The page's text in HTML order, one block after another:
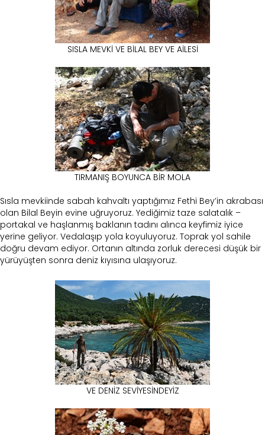
SISLA MEVKİ VE BİLAL BEY VE AİLESİ
TIRMANIŞ BOYUNCA BİR MOLA
Sısla mevkiinde sabah kahvaltı yaptığımız Fethi Bey’in akrabası
olan Bilal Beyin evine uğruyoruz. Yediğimiz taze salatalık –
portakal ve haşlanmış baklanın tadını alınca keyfimiz iyice
yerine geliyor. Vedalaşıp yola koyuluyoruz. Toprak yol sahile
doğru devam ediyor. Ortanın altında zorluk derecesi düşük bir
yürüyüşten sonra deniz kıyısına ulaşıyoruz.
VE DENİZ SEVİYESİNDEYİZ